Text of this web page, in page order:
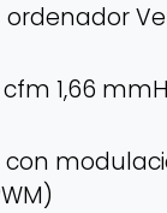
cfm 1,66